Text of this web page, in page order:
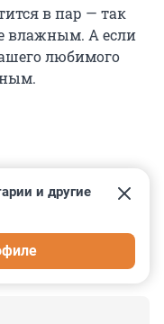
в пар — так
влажным. А если
любимого
и другие